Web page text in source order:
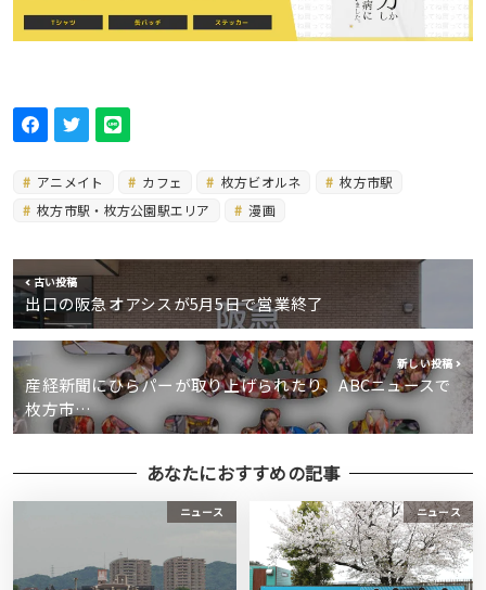
アニメイト カフェ 枚方ビオルネ
枚方市駅
枚方市駅・枚方公園駅エリア
漫画
古い投稿
出口の阪急オアシスが5月5日で営業終了
新しい投稿
産経新聞にひらパーが取り上げられたり、ABCニュースで
枚方市…
あなたにおすすめの記事
ニュース ニュース